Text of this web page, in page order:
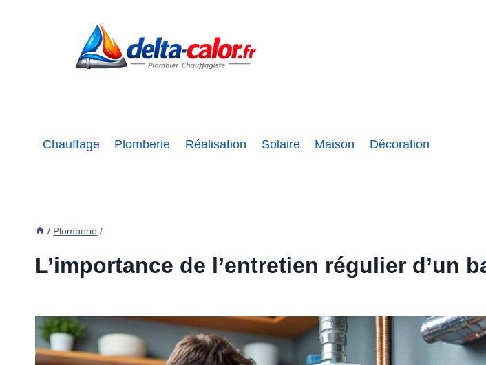
Chauffage Plomberie Réalisation Solaire Maison Décoration
/ Plomberie /
L’importance de l’entretien régulier d’un